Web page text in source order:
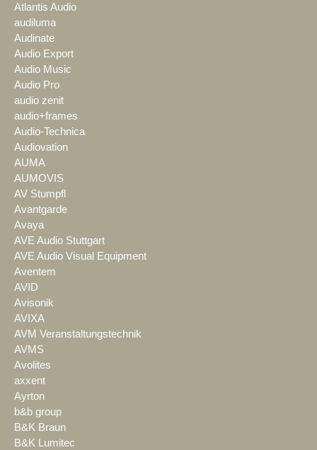
Atlantis Audio
audiluma
Audinate
Audio Export
Audio Music
Audio Pro
audio zenit
audio+frames
Audio-Technica
Audiovation
AUMA
AUMOVIS
AV Stumpfl
Avantgarde
Avaya
AVE Audio Stuttgart
AVE Audio Visual Equipment
Aventem
AVID
Avisonik
AVIXA
AVM Veranstaltungstechnik
AVMS
Avolites
axxent
Ayrton
b&b group
B&K Braun
B&K Lumitec